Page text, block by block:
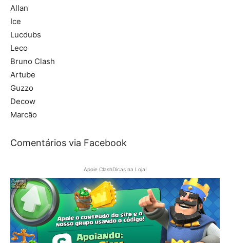
Allan
Ice
Lucdubs
Leco
Bruno Clash
Artube
Guzzo
Decow
Marcão
Comentários via Facebook
Apoie ClashDicas na Loja!